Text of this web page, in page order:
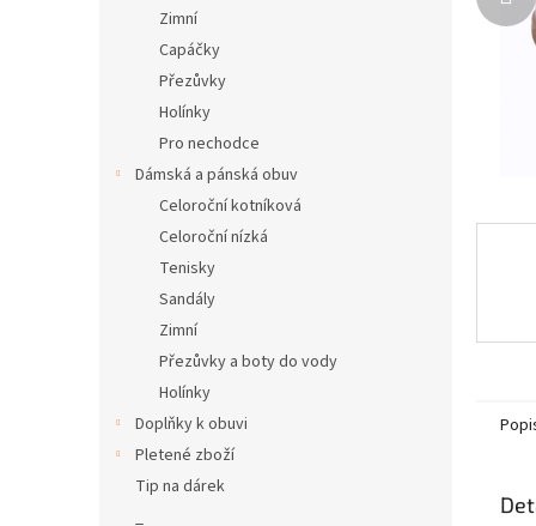
Zimní
Capáčky
Přezůvky
Holínky
Pro nechodce
Dámská a pánská obuv
Celoroční kotníková
Celoroční nízká
Tenisky
Sandály
Zimní
Přezůvky a boty do vody
Holínky
Doplňky k obuvi
Pletené zboží
Tip na dárek
_